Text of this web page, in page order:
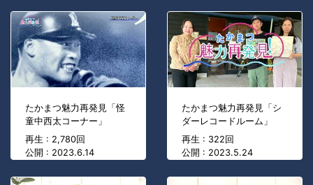
たかまつ魅力再発見「怪
童中西太コーナー」
再生 : 2,780回
公開 : 2023.6.14
たかまつ魅力再発見「シ
ダーレコードルーム」
再生 : 322回
公開 : 2023.5.24